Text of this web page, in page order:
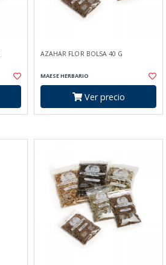
AZAHAR FLOR BOLSA 40 G
MAESE HERBARIO
Ver precio